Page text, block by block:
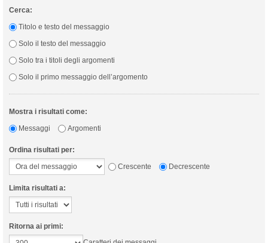
Cerca:
Titolo e testo del messaggio
Solo il testo del messaggio
Solo tra i titoli degli argomenti
Solo il primo messaggio dell’argomento
Mostra i risultati come:
Messaggi
Argomenti
Ordina risultati per:
Crescente
Decrescente
Limita risultati a:
Ritorna ai primi: